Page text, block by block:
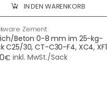
IN DEN WARENKORB
Zement
Beton 0-8 mm im 25-kg-
C25/30, CT-C30-F4, XC4, XF1
€ inkl. MwSt./Sack